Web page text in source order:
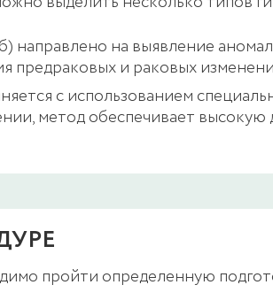
направлено на выявление
предраковых и раковых
с использованием
метод обеспечивает высокую
пройти определенную